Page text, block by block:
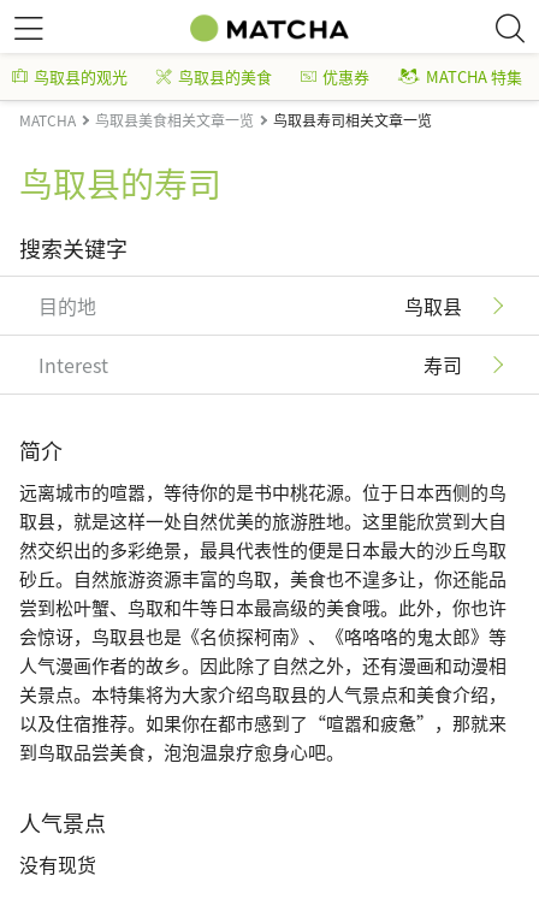
鸟取县的观光 鸟取县的美食 优惠券 MATCHA 特集
MATCHA 鸟取县美食相关文章一览 鸟取县寿司相关文章一览
鸟取县的寿司
搜索关键字
目的地 鸟取县
Interest 寿司
简介
远离城市的喧嚣，等待你的是书中桃花源。位于日本西侧的鸟
取县，就是这样一处自然优美的旅游胜地。这里能欣赏到大自
然交织出的多彩绝景，最具代表性的便是日本最大的沙丘鸟取
砂丘。自然旅游资源丰富的鸟取，美食也不遑多让，你还能品
尝到松叶蟹、鸟取和牛等日本最高级的美食哦。此外，你也许
会惊讶，鸟取县也是《名侦探柯南》、《咯咯咯的鬼太郎》等
人气漫画作者的故乡。因此除了自然之外，还有漫画和动漫相
关景点。本特集将为大家介绍鸟取县的人气景点和美食介绍，
以及住宿推荐。如果你在都市感到了“喧嚣和疲惫”，那就来
到鸟取品尝美食，泡泡温泉疗愈身心吧。
人气景点
没有现货